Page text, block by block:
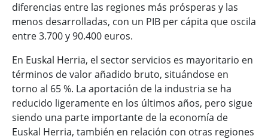
diferencias entre las regiones más prósperas y las
menos desarrolladas, con un PIB per cápita que oscila
entre 3.700 y 90.400 euros.
En Euskal Herria, el sector servicios es mayoritario en
términos de valor añadido bruto, situándose en
torno al 65 %. La aportación de la industria se ha
reducido ligeramente en los últimos años, pero sigue
siendo una parte importante de la economía de
Euskal Herria, también en relación con otras regiones